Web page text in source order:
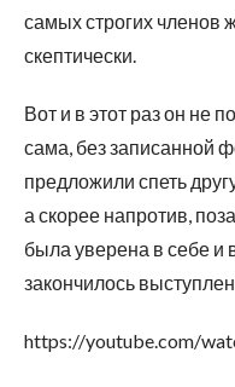
самых строгих членов
скептически.
Вот и в этот раз он не
сама, без
предложили спеть
а скорее напротив,
была уверена в себе и
закончилось
https://youtube.com/